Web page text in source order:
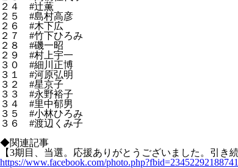
２４ #辻薫
２５ #島村高彦
２６ #木下広
２７ #竹下ひろみ
２８ #磯一昭
２９ #村上宇一
３０ #細川正博
３１ #河原弘明
３２ #星京子
３３ #永野裕子
３４ #里中郁男
３５ #小林ひろみ
３６ #渡辺くみ子
◆関連記事
【3期目、当選。応援ありがとうございました。引き
https://www.facebook.com/